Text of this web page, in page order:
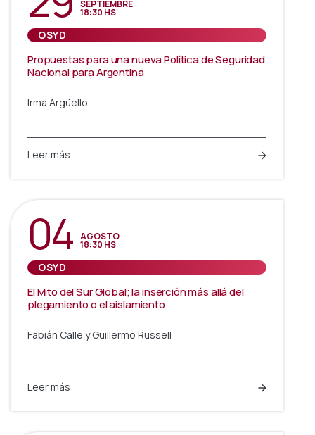
SEPTIEMBRE
18:30 HS
OSYD
Propuestas para una nueva Política de Seguridad
Nacional para Argentina
Irma Argüello
Leer más
04 AGOSTO
18:30 HS
OSYD
El Mito del Sur Global; la inserción más allá del
plegamiento o el aislamiento
Fabián Calle y Guillermo Russell
Leer más